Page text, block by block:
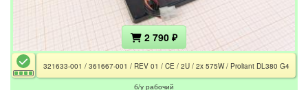
2 790 ₽
321633-001 / 361667-001 / REV 01 / CE / 2U / 2x 575W / Proliant DL380 G4
б/у рабочий